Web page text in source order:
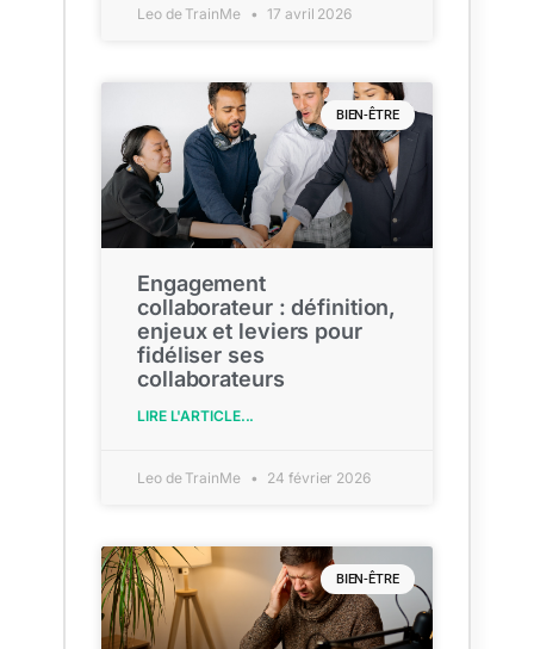
Leo de TrainMe 17 avril 2026
BIEN-ÊTRE
Engagement
collaborateur : définition,
enjeux et leviers pour
fidéliser ses
collaborateurs
LIRE L'ARTICLE...
Leo de TrainMe 24 février 2026
BIEN-ÊTRE